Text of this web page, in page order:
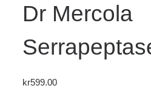
Dr Mercola
kr599.00